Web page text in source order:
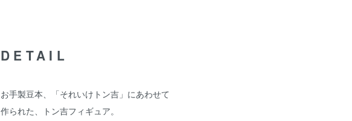
DETAIL
お手製豆本、「それいけトン吉」にあわせて
作られた、トン吉フィギュア。